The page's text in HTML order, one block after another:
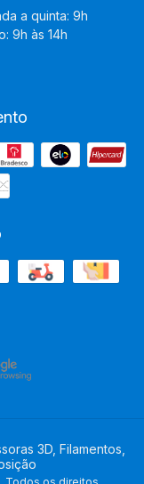
a quinta: 9h
9h às 14h
3D, Filamentos,